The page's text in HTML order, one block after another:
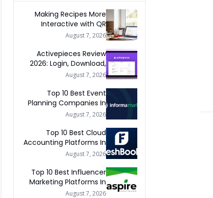
Making Recipes More
Interactive with QR
Codes
August 7, 2026
Activepieces Review
2026: Login, Download,
AI, Pricing, Automation &
August 7, 2026
Top 10 Best Event
Planning Companies In
The World 2026
August 7, 2026
Top 10 Best Cloud
Accounting Platforms In
The World 2026
August 7, 2026
Top 10 Best Influencer
Marketing Platforms In
The World 2026
August 7, 2026